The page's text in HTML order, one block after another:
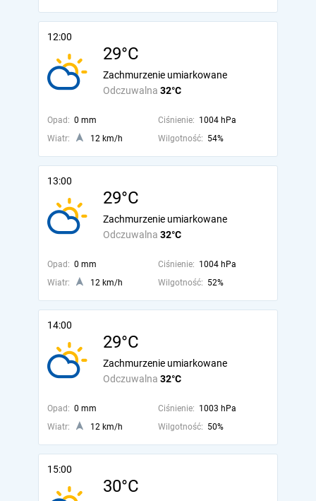
12:00
29°C
Odczuwalna 32°C
Zachmurzenie umiarkowane
Opad: 0 mm Ciśnienie: 1004 hPa
Wiatr:
12 km/h Wilgotność: 54%
13:00
29°C
Odczuwalna 32°C
Zachmurzenie umiarkowane
Opad: 0 mm Ciśnienie: 1004 hPa
Wiatr:
12 km/h Wilgotność: 52%
14:00
29°C
Odczuwalna 32°C
Zachmurzenie umiarkowane
Opad: 0 mm Ciśnienie: 1003 hPa
Wiatr:
12 km/h Wilgotność: 50%
15:00
30°C